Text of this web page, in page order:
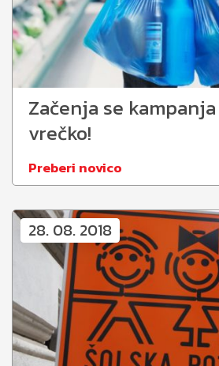
Začenja se
vrečko!
Preberi novico
28. 08. 2018